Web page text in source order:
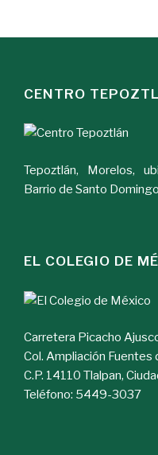
CENTRO
Tepoztlán, Morelos,
Barrio de Santo
EL COLEGIO DE
Carretera Picacho
Col. Ampliación Fuentes
C.P. 14110 Tlalpan,
Teléfono: 5449-3037